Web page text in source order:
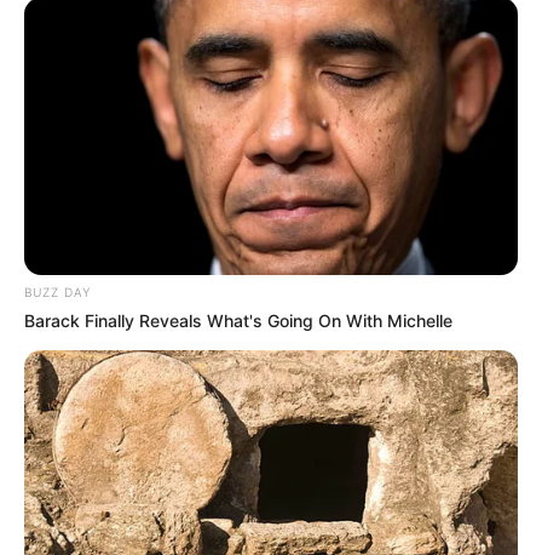
(foto: instagram/annehathaway)
3. Menampakkan posturnya yang tinggi dan langsing
BUZZ DAY
Barack Finally Reveals What's Going On With Michelle